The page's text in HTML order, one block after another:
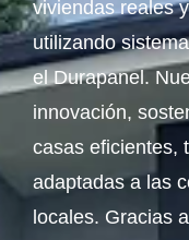
viviendas reales
utilizando
el Durapanel.
innovación,
casas eficientes,
adaptadas a las
locales. Gracias